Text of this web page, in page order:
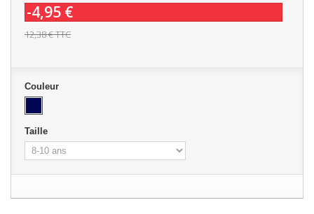
-4,95 €
12,38 €TTC
Couleur
Taille